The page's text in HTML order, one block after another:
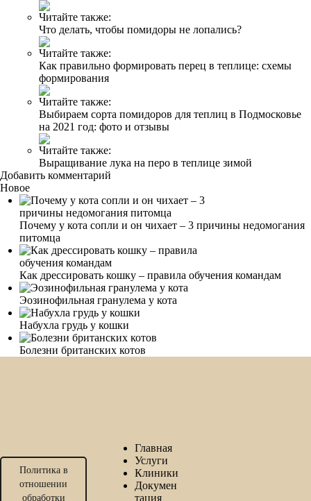
Читайте также:
Что делать, чтобы помидоры не лопались?
Читайте также:
Как правильно формировать перец в теплице: схемы
формирования
Читайте также:
Выбираем сорта помидоров для теплиц в Подмосковье
на 2021 год: фото и отзывы
Читайте также:
Выращивание лука на перо в теплице зимой
Добавить комментарий
Новое
Почему у кота сопли и он чихает – 3 причины недомогания
питомца
Как дрессировать кошку – правила обучения командам
Эозинофильная гранулема у кота
Набухла грудь у кошки
Болезни британских котов
Политика в
отношении
обработки
Главная
Услуги
Клиники
Докумен
тация